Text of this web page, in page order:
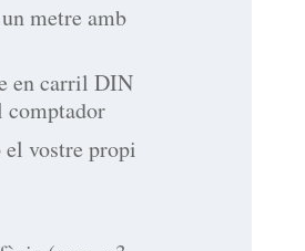
metre amb
en carril DIN
comptador
vostre propi